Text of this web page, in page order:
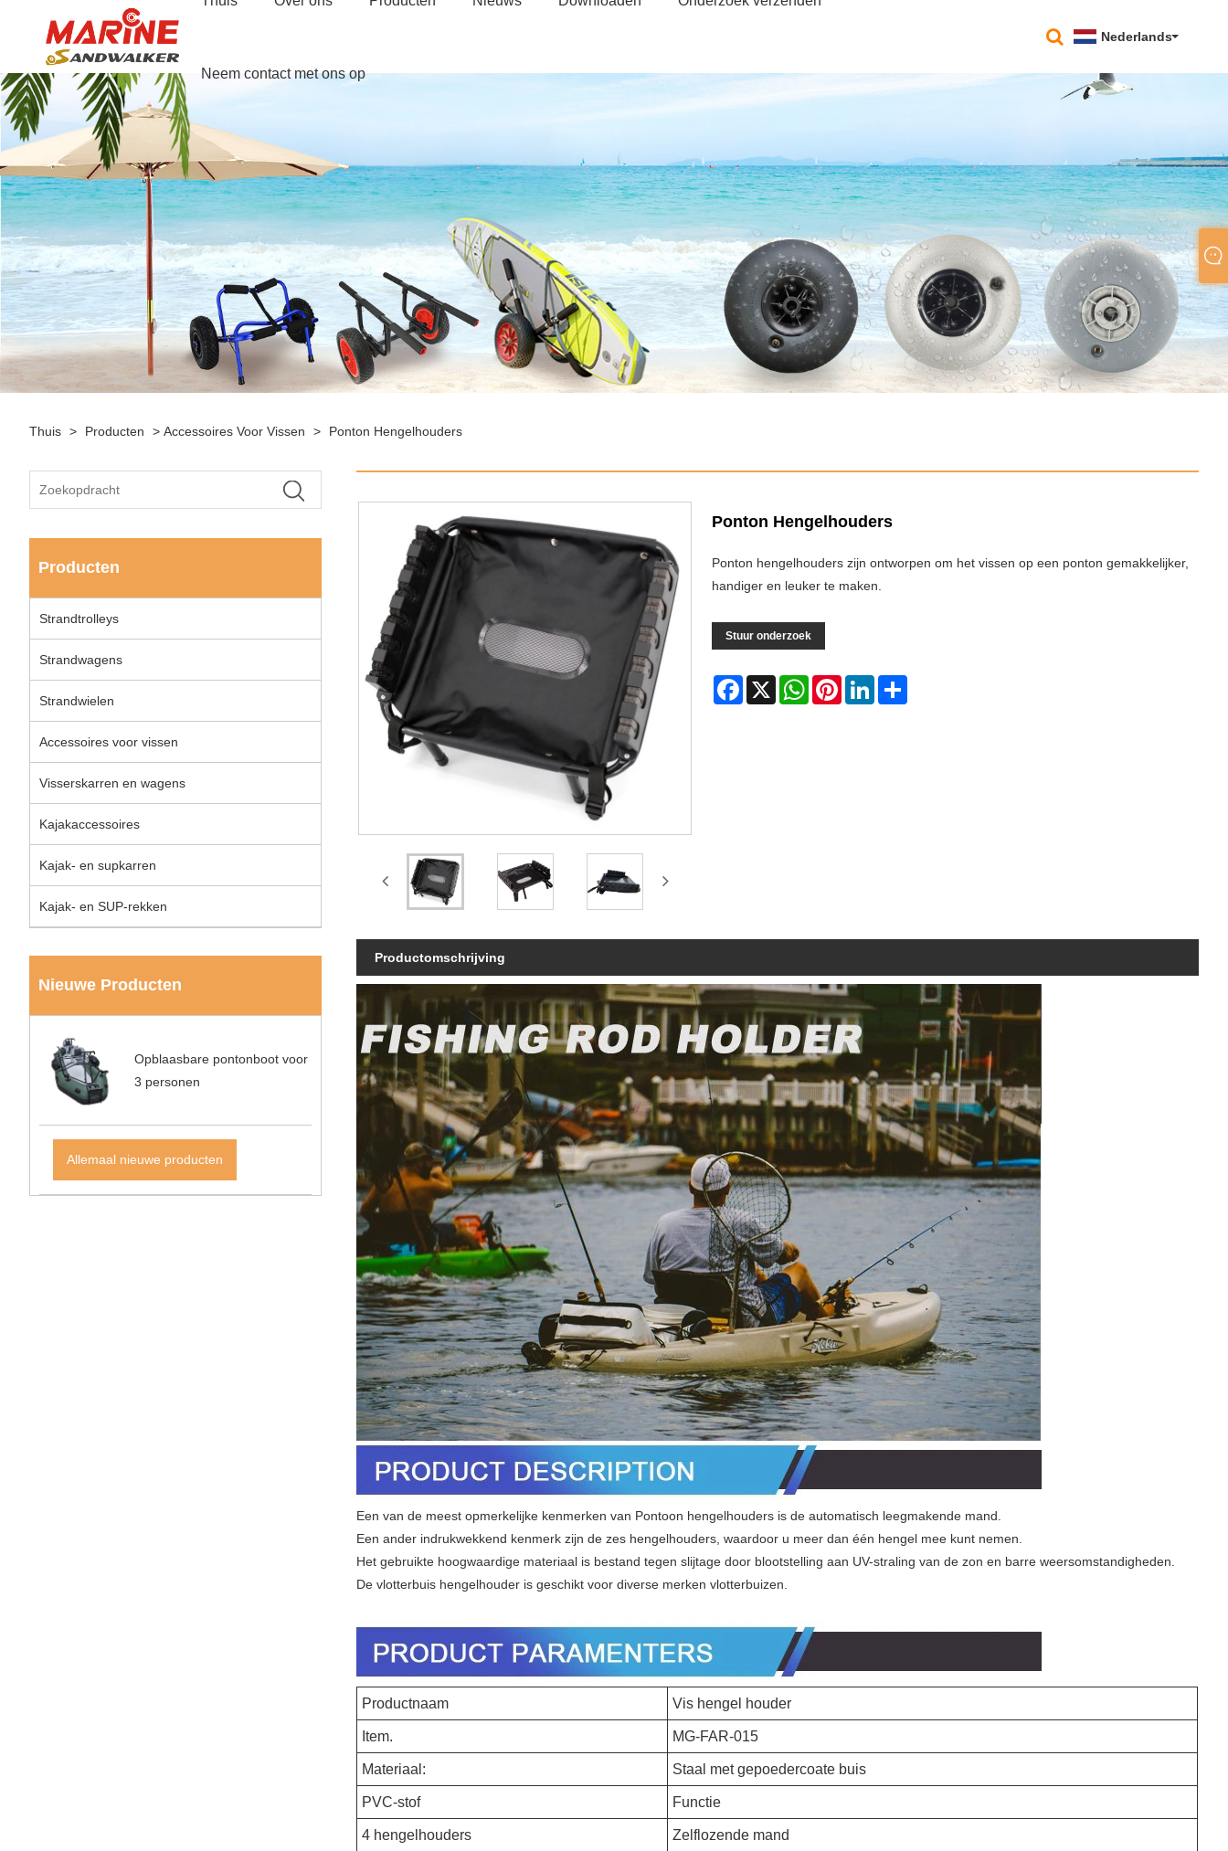
Neem contact met ons op
Nederlands
Thuis > Producten > Accessoires Voor Vissen > Ponton Hengelhouders
Producten
Strandtrolleys
Strandwagens
Strandwielen
Accessoires voor vissen
Visserskarren en wagens
Kajakaccessoires
Kajak- en supkarren
Kajak- en SUP-rekken
Nieuwe Producten
Opblaasbare pontonboot voor
3 personen
Allemaal nieuwe producten
Ponton Hengelhouders
Ponton hengelhouders zijn ontworpen om het vissen op een ponton gemakkelijker,
handiger en leuker te maken.
Stuur onderzoek
Facebook
X WhatsAppPinterestLinkedIn
Productomschrijving
Een van de meest opmerkelijke kenmerken van Pontoon hengelhouders is de automatisch leegmakende mand.
Een ander indrukwekkend kenmerk zijn de zes hengelhouders, waardoor u meer dan één hengel mee kunt nemen.
Het gebruikte hoogwaardige materiaal is bestand tegen slijtage door blootstelling aan UV-straling van de zon en barre weersomstandigheden.
De vlotterbuis hengelhouder is geschikt voor diverse merken vlotterbuizen.
Productnaam Vis hengel houder
Item. MG-FAR-015
Materiaal: Staal met gepoedercoate buis
PVC-stof Functie
4 hengelhouders Zelflozende mand